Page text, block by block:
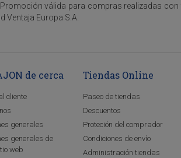
válida para compras realizadas con
Ventaja Europa S.A.
de cerca
cliente
generales
generales de
web
Tiendas Online
Paseo de tiendas
Descuentos
Proteción del comprador
Condiciones de envío
Administración tiendas